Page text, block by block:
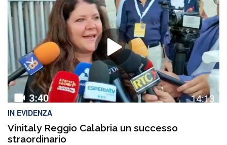
e determinazione al servizio dello Sporting Club
Polistena.Insieme al […]
IN EVIDENZA
Vinitaly Reggio Calabria un successo
straordinario